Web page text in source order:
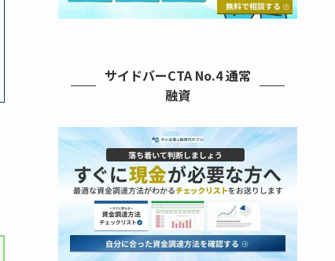
サイドバーCTA No.4 通常
融資